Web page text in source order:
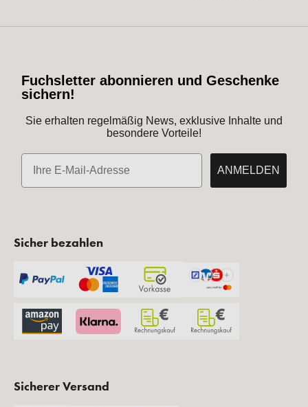
Fuchsletter abonnieren und Geschenke
sichern!
Sie erhalten regelmäßig News, exklusive Inhalte und
besondere Vorteile!
E-Mail
ANMELDEN
Sicher bezahlen
Sicherer Versand